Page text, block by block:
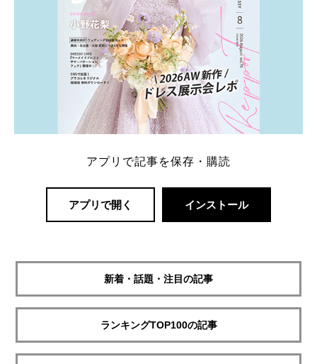
アプリで記事を保存・購読
アプリで開く インストール
新着・話題・注目の記事
ランキングTOP100の記事